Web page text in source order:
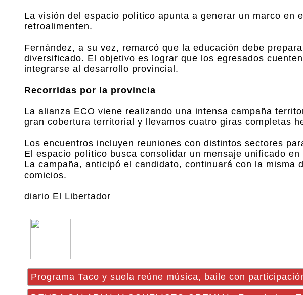
La visión del espacio político apunta a generar un marco en
retroalimenten.
Fernández, a su vez, remarcó que la educación debe
diversificado. El objetivo es lograr que los egresados
integrarse al desarrollo provincial.
Recorridas por la provincia
La alianza ECO viene realizando una intensa campaña
gran cobertura territorial y llevamos cuatro giras completas
Los encuentros incluyen reuniones con distintos sectores
El espacio político busca consolidar un mensaje unificado
La campaña, anticipó el candidato, continuará con la misma
comicios.
diario El Libertador
Programa Taco y suela reúne música, baile con